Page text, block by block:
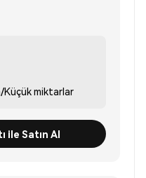
Küçük miktarlar
ile Satın Al